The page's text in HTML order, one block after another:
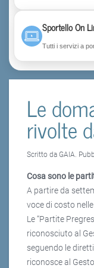
Sportello On
Tutti i servizi a
Le
rivolte
Scritto da GAIA.
Cosa sono le
A partire da
voce di costo nelle
Le “Partite
riconosciuto al
seguendo le
riconosce al